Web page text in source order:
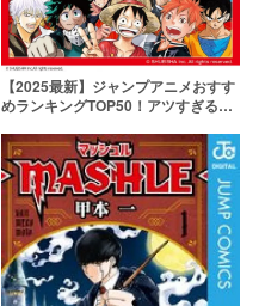
【2025最新】ジャンプアニメおすす
めランキングTOP50！アツすぎる名